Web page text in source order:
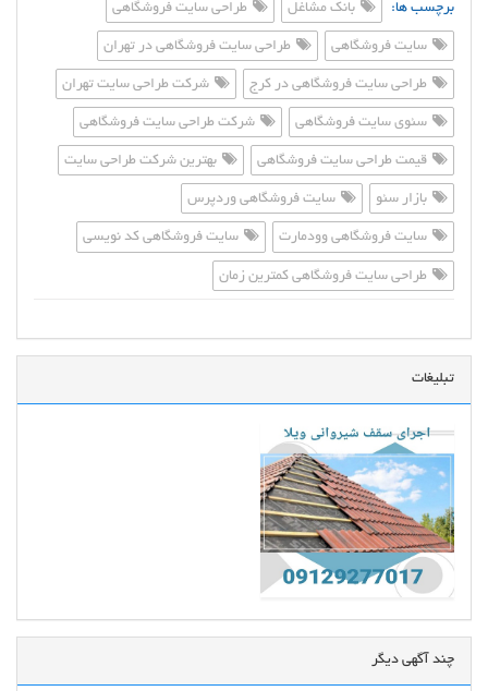
برچسب ها: بانک مشاغل طراحی سایت فروشگاهی
سایت فروشگاهی طراحی سایت فروشگاهی در تهران
طراحی سایت فروشگاهی در کرج شرکت طراحی سایت تهران
سئوی سایت فروشگاهی شرکت طراحی سایت فروشگاهی
قیمت طراحی سایت فروشگاهی بهترین شرکت طراحی سایت
بازار سئو سایت فروشگاهی وردپرس
سایت فروشگاهی وودمارت سایت فروشگاهی کد نویسی
طراحی سایت فروشگاهی کمترین زمان
تبلیغات
چند آگهی دیگر